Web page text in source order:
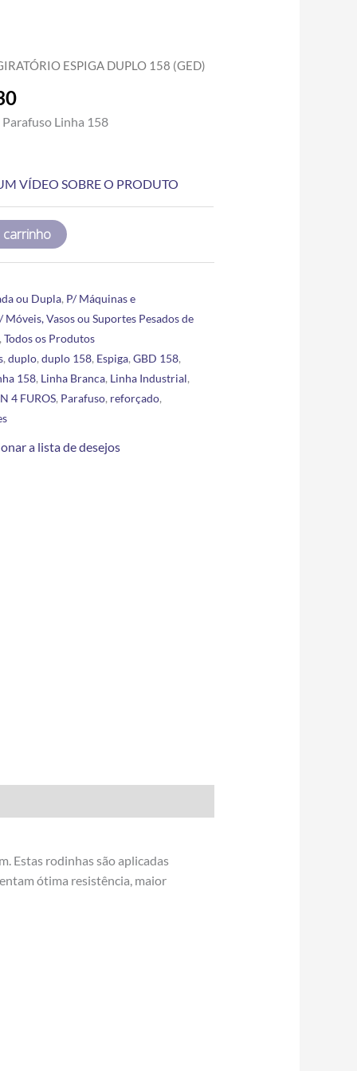
ESPIGA DUPLO 158 (GED)
Price
R$18.10
through
Linha 158
VÍDEO SOBRE O PRODUTO
ou Dupla, P/ Máquinas e
Móveis, Vasos ou Suportes Pesados de
,Todos os Produtos
,duplo,duplo 158, Espiga,GBD 158,
158, Linha Branca, Linha Industrial,
4 FUROS, Parafuso, reforçado,
a lista de desejos
Estas rodinhas são aplicadas
ótima resistência, maior